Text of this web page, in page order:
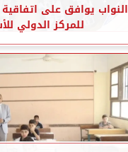
النواب يوافق على
للمركز الدولي